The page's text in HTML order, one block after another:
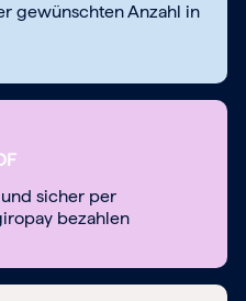
gewünschten Anzahl in
sicher per
bezahlen